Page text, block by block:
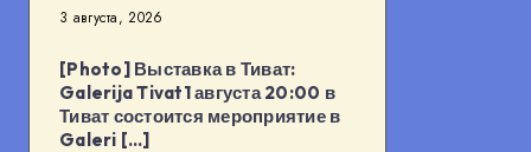
3 августа, 2026
[Photo] Выставка в Тиват:
Galerija Tivat1 августа 20:00 в
Тиват состоится мероприятие в
Galeri […]